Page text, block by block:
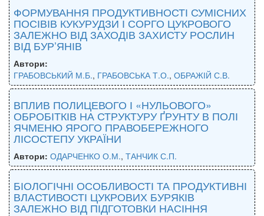
ФОРМУВАННЯ ПРОДУКТИВНОСТІ СУМІСНИХ
ПОСІВІВ КУКУРУДЗИ І СОРГО ЦУКРОВОГО
ЗАЛЕЖНО ВІД ЗАХОДІВ ЗАХИСТУ РОСЛИН
ВІД БУР’ЯНІВ
Автори:
ГРАБОВСЬКИЙ М.Б., ГРАБОВСЬКА Т.О., ОБРАЖІЙ С.В.
ВПЛИВ ПОЛИЦЕВОГО І «НУЛЬОВОГО»
ОБРОБІТКІВ НА СТРУКТУРУ ҐРУНТУ В ПОЛІ
ЯЧМЕНЮ ЯРОГО ПРАВОБЕРЕЖНОГО
ЛІСОСТЕПУ УКРАЇНИ
Автори: ОДАРЧЕНКО О.М., ТАНЧИК С.П.
БІОЛОГІЧНІ ОСОБЛИВОСТІ ТА ПРОДУКТИВНІ
ВЛАСТИВОСТІ ЦУКРОВИХ БУРЯКІВ
ЗАЛЕЖНО ВІД ПІДГОТОВКИ НАСІННЯ